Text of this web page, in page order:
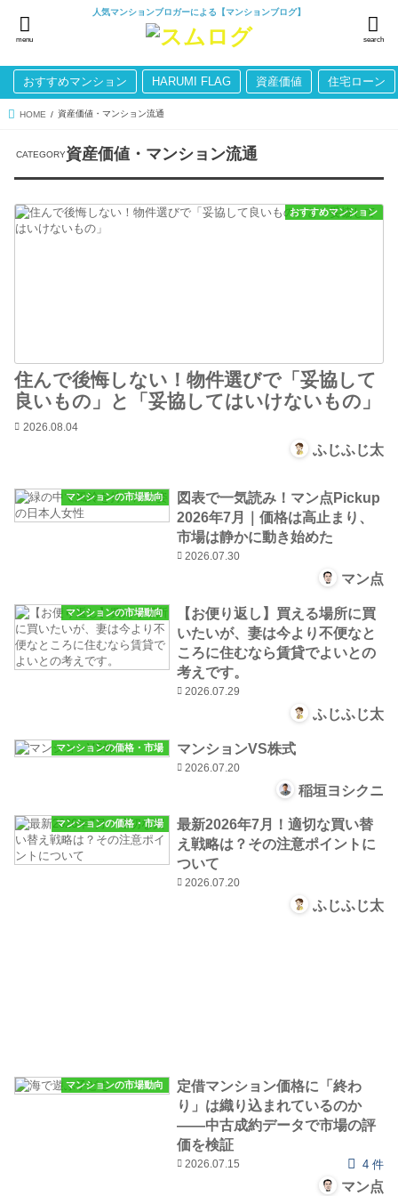
人気マンションブロガーによる【マンションブログ】
search
menu
おすすめマンション HARUMI FLAG 資産価値 住宅ローン
HOME 資産価値・マンション流通
資産価値・マンション流通
おすすめマンション
住んで後悔しない！物件選びで「妥協して
良いもの」と「妥協してはいけないもの」
2026.08.04
ふじふじ太
マンションの市場動向
図表で一気読み！マン点Pickup
2026年7月｜価格は高止まり、
市場は静かに動き始めた
2026.07.30
マン点
マンションの市場動向
【お便り返し】買える場所に買
いたいが、妻は今より不便なと
ころに住むなら賃貸でよいとの
考えです。
2026.07.29
ふじふじ太
マンションの価格・市場 マンションVS株式
2026.07.20
稲垣ヨシクニ
マンションの価格・市場
最新2026年7月！適切な買い替
え戦略は？その注意ポイントに
ついて
2026.07.20
ふじふじ太
マンションの市場動向
定借マンション価格に「終わ
り」は織り込まれているのか
――中古成約データで市場の評
価を検証
2026.07.15 4 件
マン点